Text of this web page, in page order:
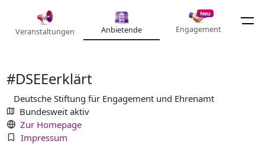
Veranstaltungen Anbietende
Neu
Engagement
#DSEEerklärt
Deutsche Stiftung für Engagement und Ehrenamt
Bundesweit aktiv
Zur Homepage
Impressum